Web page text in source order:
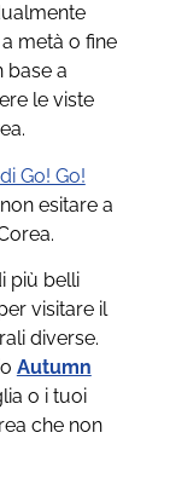
metà o fine
base a
le viste
Go! Go!
esitare a
più belli
visitare il
diverse.
Autumn
o i tuoi
che non